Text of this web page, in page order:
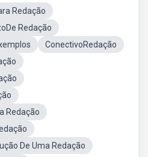
Redação
Redação
ConectivoRedação
Redação
De Uma Redação